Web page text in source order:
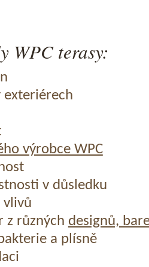
WPC terasy:
exteriérech
výrobce WPC
v důsledku
vlivů
z různých designů,
a plísně